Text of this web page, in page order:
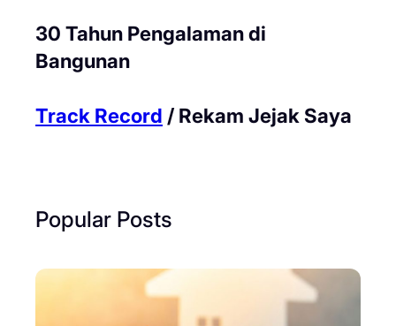
30 Tahun Pengalaman di
Bangunan
Track Record / Rekam Jejak Saya
Popular Posts